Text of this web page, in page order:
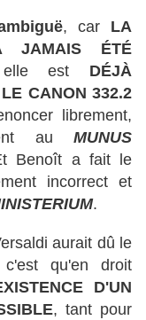
, car LA
JAMAIS ÉTÉ
est DÉJÀ
CANON 332.2
librement,
au MUNUS
Benoît a fait le
incorrect et
.
aurait dû le
c'est qu'en droit
D'UN
, tant pour